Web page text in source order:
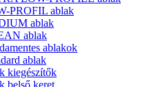
PROFIL ablak
ablak
ablak
ablakok
ablak
kiegészítők